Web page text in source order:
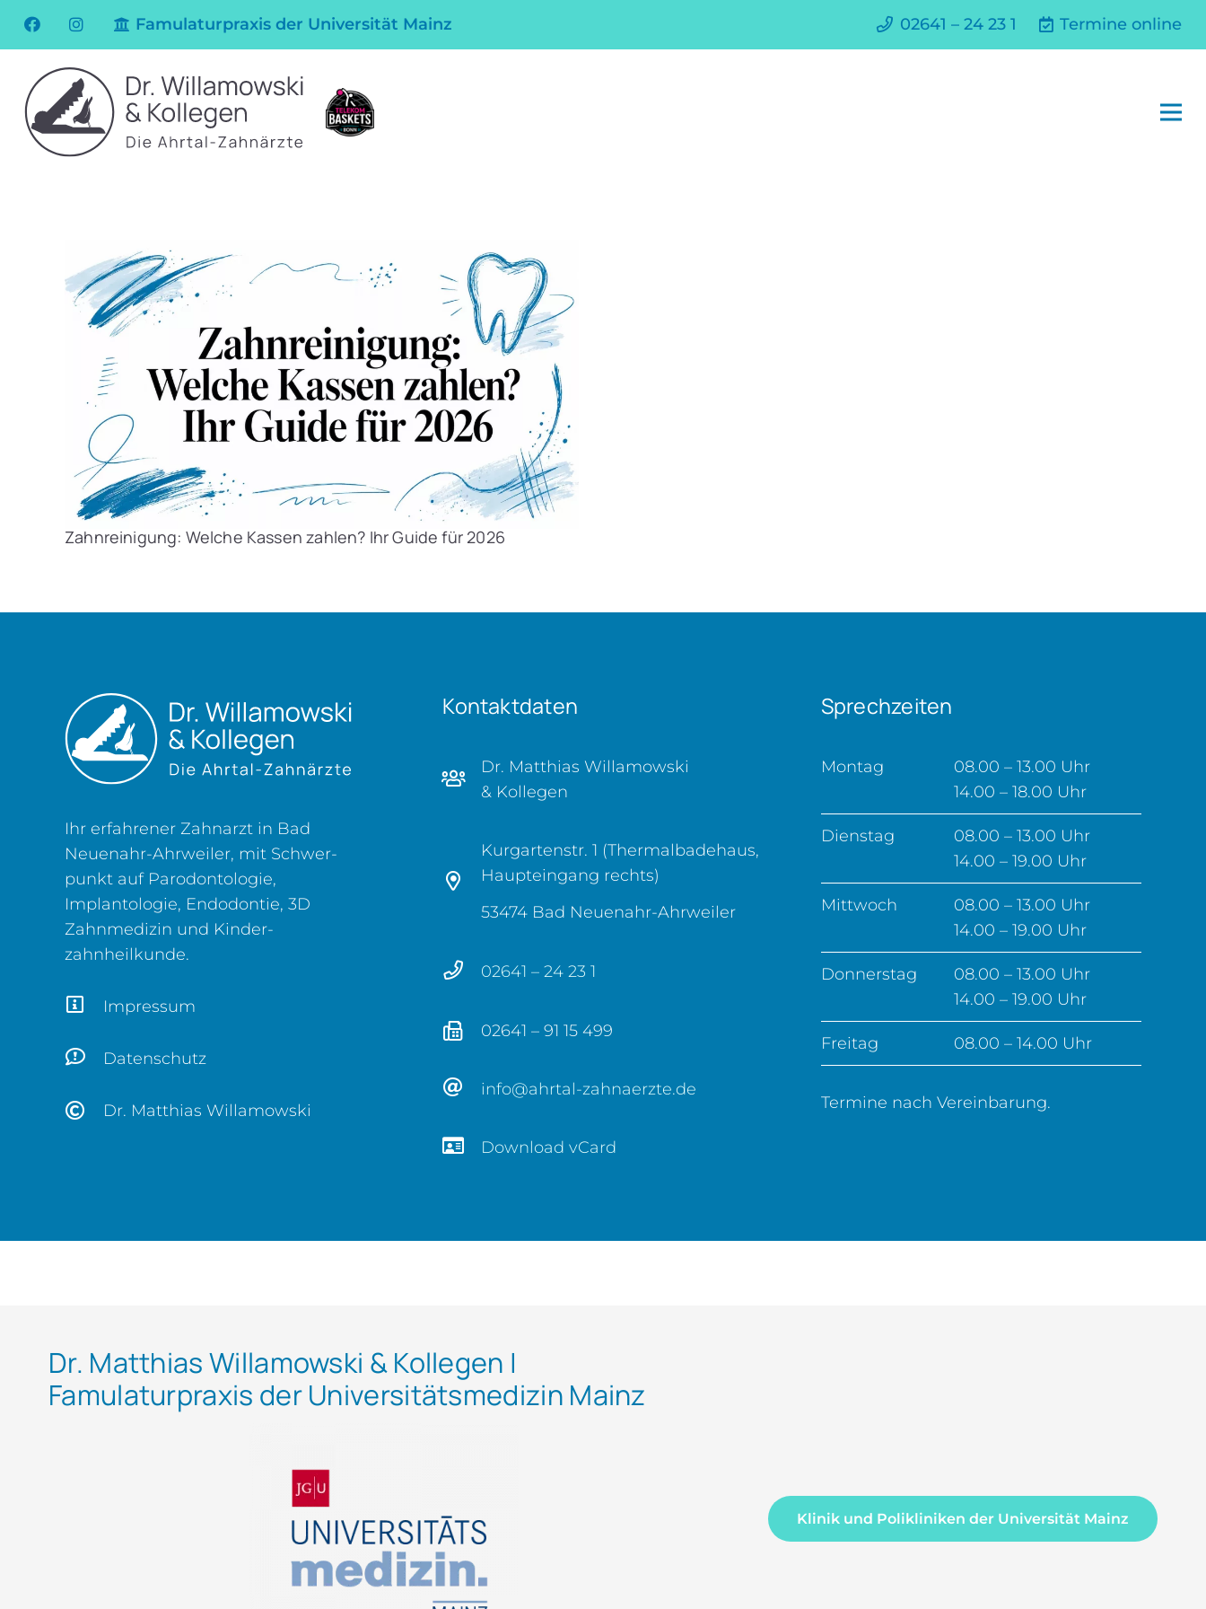
Famulaturpraxis der Universität Mainz 02641 – 24 23 1 Termine online
Zahnreinigung: Welche Kassen zahlen? Ihr Guide für 2026
Ihr erfahrener Zahnarzt in Bad
Neuenahr-Ahrweiler, mit Schwer­
punkt auf Parodontologie,
Implantologie, Endodontie, 3D
Zahn­medizin und Kinder­
zahnheilkunde.
Impressum
Datenschutz
Dr. Matthias Willamowski
Kontaktdaten
Dr. Matthias Willamowski
& Kollegen
Kurgartenstr. 1 (Thermalbadehaus,
Haupteingang rechts)
53474 Bad Neuenahr-Ahrweiler
02641 – 24 23 1
02641 – 91 15 499
info@ahrtal-zahnaerzte.de
Download vCard
Sprechzeiten
Montag
08.00 – 13.00 Uhr
14.00 – 18.00 Uhr
Dienstag
08.00 – 13.00 Uhr
14.00 – 19.00 Uhr
Mittwoch
08.00 – 13.00 Uhr
14.00 – 19.00 Uhr
Donnerstag
08.00 – 13.00 Uhr
14.00 – 19.00 Uhr
Freitag 08.00 – 14.00 Uhr
Termine nach Vereinbarung.
Dr. Matthias Willamowski & Kollegen |
Famulaturpraxis der Universitätsmedizin Mainz
Klinik und Polikliniken der Universität Mainz